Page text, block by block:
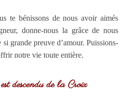
te bénissons de nous avoir aimés
donne-nous la grâce de nous
grande preuve d’amour. Puissions-
notre vie toute entière.
descendu de la Croix